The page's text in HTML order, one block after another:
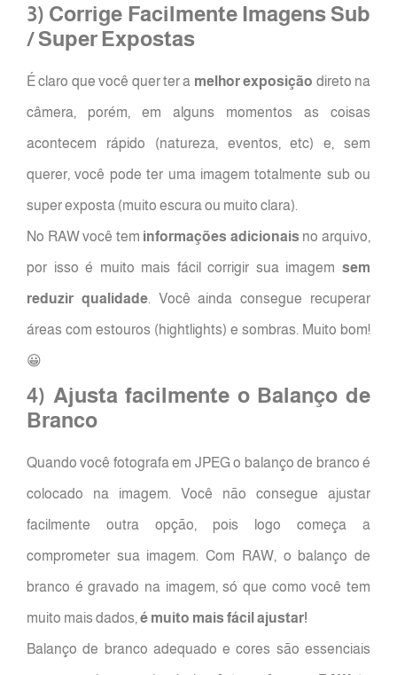
3) Corrige Facilmente Imagens Sub
/ Super Expostas
É claro que você quer ter a melhor exposição direto na
câmera, porém, em alguns momentos as coisas
acontecem rápido (natureza, eventos, etc) e, sem
querer, você pode ter uma imagem totalmente sub ou
super exposta (muito escura ou muito clara).
No RAW você tem informações adicionais no arquivo,
por isso é muito mais fácil corrigir sua imagem sem
reduzir qualidade. Você ainda consegue recuperar
áreas com estouros (hightlights) e sombras. Muito bom!
😀
4) Ajusta facilmente o Balanço de
Branco
Quando você fotografa em JPEG o balanço de branco é
colocado na imagem. Você não consegue ajustar
facilmente outra opção, pois logo começa a
comprometer sua imagem. Com RAW, o balanço de
branco é gravado na imagem, só que como você tem
muito mais dados, é muito mais fácil ajustar!
Balanço de branco adequado e cores são essenciais